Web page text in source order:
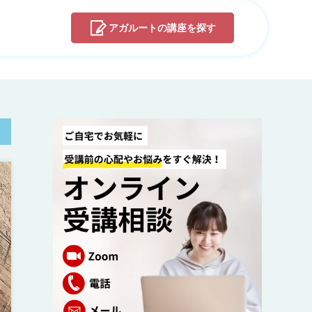
アガルートの講座を探す